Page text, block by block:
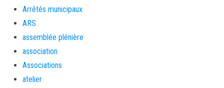
Arrêtés municipaux
ARS
assemblée plénière
association
Associations
atelier